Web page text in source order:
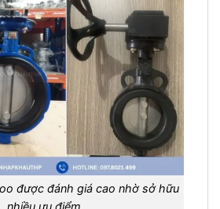
được đánh giá cao nhờ sở hữu